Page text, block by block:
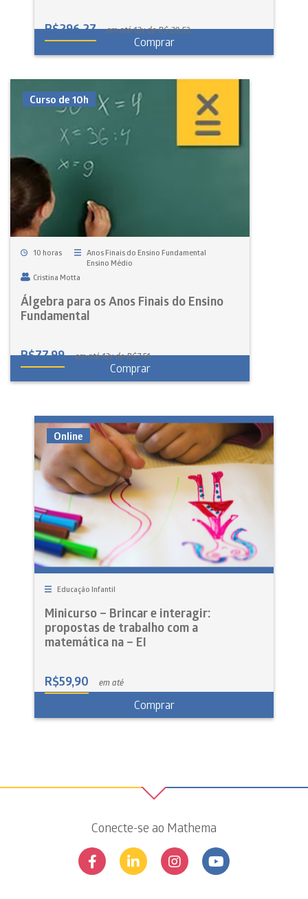
R$296,27 em até 12x de R$ 28,53
Comprar
Curso de 10h
10 horas
Anos Finais do Ensino Fundamental
Ensino Médio
Cristina Motta
Álgebra para os Anos Finais do Ensino
Fundamental
R$77,99 em até 12x de R$7,51
Comprar
Online
Educação Infantil
Minicurso – Brincar e interagir:
propostas de trabalho com a
matemática na – EI
R$59,90 em até
Comprar
Conecte-se ao Mathema